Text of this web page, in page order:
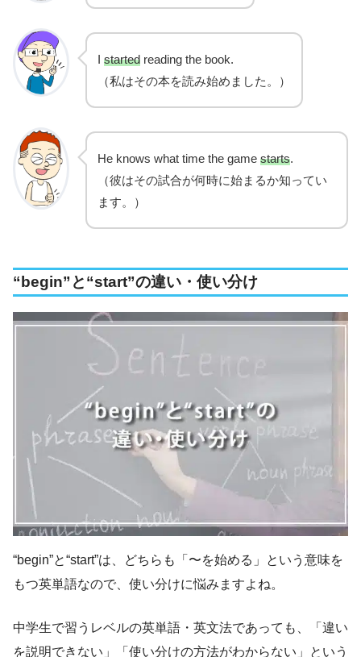
I started reading the book.
（私はその本を読み始めました。）
He knows what time the game starts.
（彼はその試合が何時に始まるか知ってい
ます。）
“begin”と“start”の違い・使い分け
“begin”と“start”は、どちらも「〜を始める」という意味を
もつ英単語なので、使い分けに悩みますよね。
中学生で習うレベルの英単語・英文法であっても、「違い
を説明できない」「使い分けの方法がわからない」という